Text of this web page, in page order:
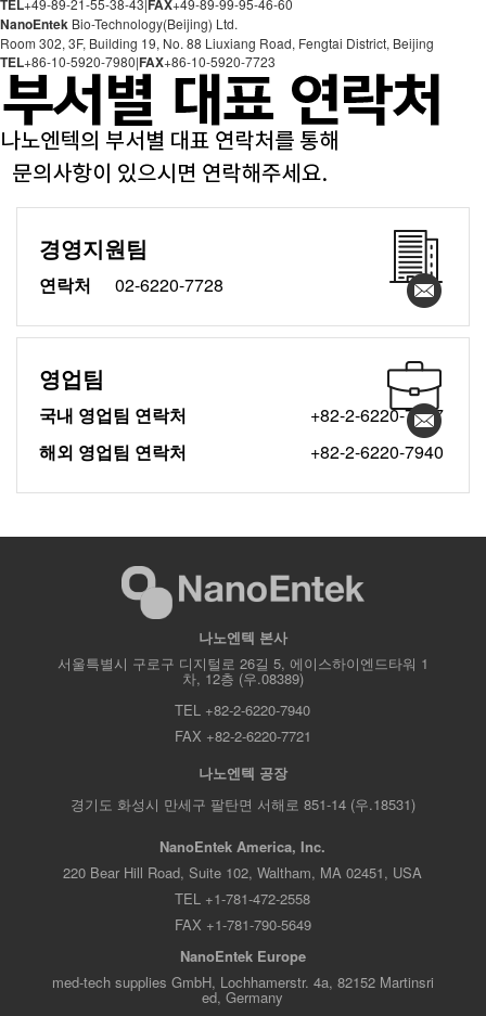
NanoEntek Bio-Technology(Beijing) Ltd.
Room 302, 3F, Building 19, No. 88 Liuxiang Road, Fengtai District, Beijing
TEL+86-10-5920-7980|FAX+86-10-5920-7723
경영지원팀
연락처 02-6220-7728
영업팀
국내 영업팀 연락처
+82-2-6220-7867
해외 영업팀 연락처
+82-2-6220-7940
나노엔텍 본사
서울특별시 구로구 디지털로 26길 5, 에이스하이엔드타워 1
차, 12층 (우.08389)
TEL +82-2-6220-7940
FAX +82-2-6220-7721
나노엔텍 공장
경기도 화성시 만세구 팔탄면 서해로 851-14 (우.18531)
NanoEntek America, Inc.
220 Bear Hill Road, Suite 102, Waltham, MA 02451, USA
TEL +1-781-472-2558
FAX +1-781-790-5649
NanoEntek Europe
med-tech supplies GmbH, Lochhamerstr. 4a, 82152 Martinsri
ed, Germany